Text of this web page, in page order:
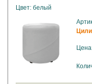
Цвет: белый